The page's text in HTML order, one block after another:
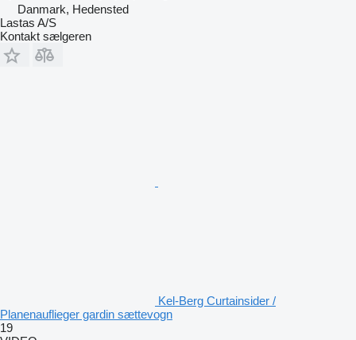
Danmark, Hedensted
Lastas A/S
Kontakt sælgeren
Kel-Berg Curtainsider /
Planenauflieger gardin sættevogn
19